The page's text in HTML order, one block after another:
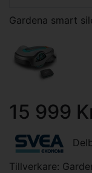
Gardena smart
15 999
Tillverkare: